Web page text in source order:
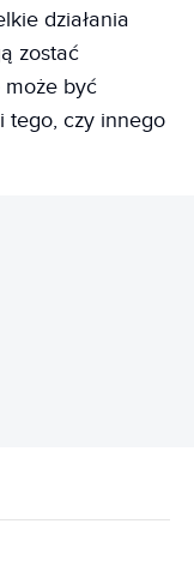
działania
zostać
być
tego, czy innego